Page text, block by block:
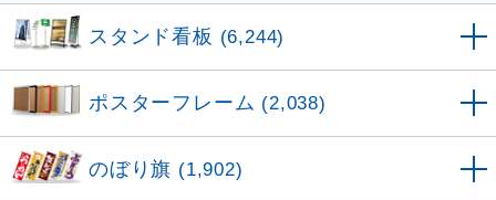
スタンド看板 (6,244)
ポスターフレーム (2,038)
のぼり旗 (1,902)